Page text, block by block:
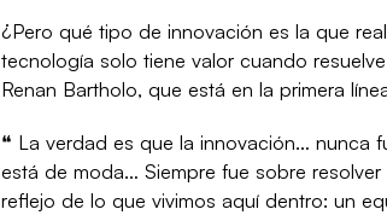
¿Pero qué tipo de innovación es la que
tecnología solo tiene valor cuando
Renan Bartholo, que está en la primera
❝ La verdad es que la innovación… nunca
está de moda… Siempre fue sobre
reflejo de lo que vivimos aquí dentro: un